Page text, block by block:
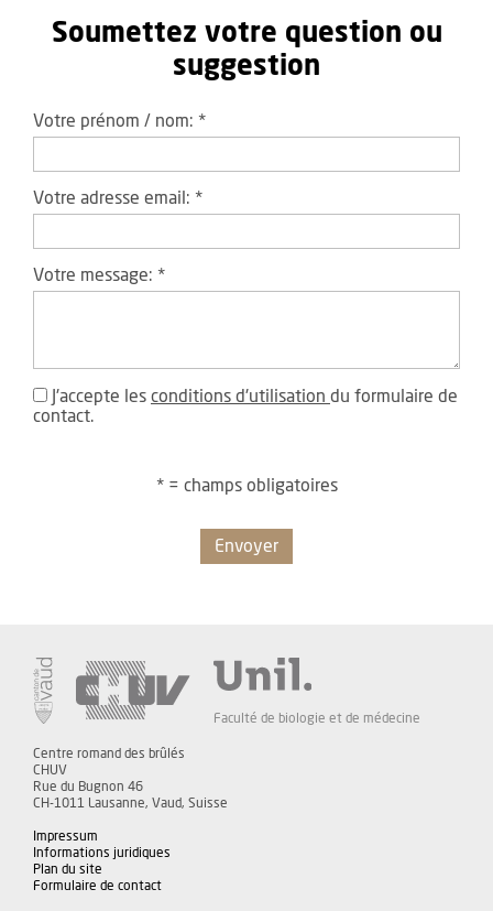
Soumettez votre question ou
suggestion
Votre prénom / nom: *
Votre adresse email: *
Votre message: *
J'accepte les conditions d'utilisation du formulaire de
contact.
* = champs obligatoires
Envoyer
Faculté de biologie et de médecine
Centre romand des brûlés
CHUV
Rue du Bugnon 46
CH-1011 Lausanne, Vaud, Suisse
Impressum
Informations juridiques
Plan du site
Formulaire de contact